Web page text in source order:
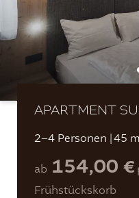
Preise Apartments
Wohlfühloase
Wellbeing-Programm
Rundherum
APARTMENT
2–4 Personen |45
ab 154,00 €
Frühstückskorb